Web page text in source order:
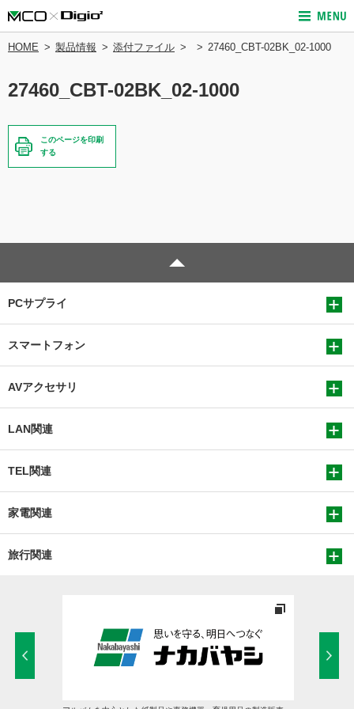
HOME 製品情報 添付ファイル 27460_CBT-02BK_02-1000
27460_CBT-02BK_02-1000
このページを印刷
する
PCサプライ
スマートフォン
AVアクセサリ
LAN関連
TEL関連
家電関連
旅行関連